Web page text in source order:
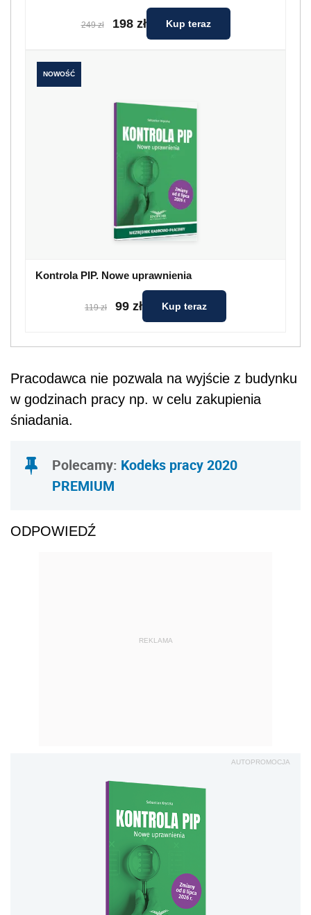
249 zł 198 zł Kup teraz
NOWOŚĆ
Kontrola PIP. Nowe uprawnienia
119 zł 99 zł Kup teraz
Pracodawca nie pozwala na wyjście z budynku
w godzinach pracy np. w celu zakupienia
śniadania.
Polecamy: Kodeks pracy 2020
PREMIUM
ODPOWIEDŹ
REKLAMA
AUTOPROMOCJA